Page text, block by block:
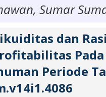
Sumar
dan
Periode